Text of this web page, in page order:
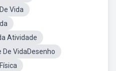
Vida
Atividade
De VidaDesenho